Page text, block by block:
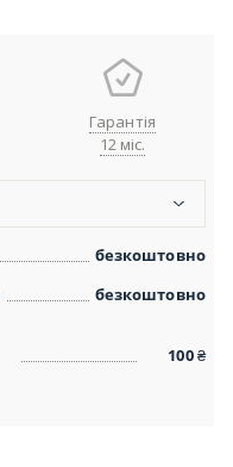
Гарантія
12 міс.
безкоштовно
безкоштовно
100₴